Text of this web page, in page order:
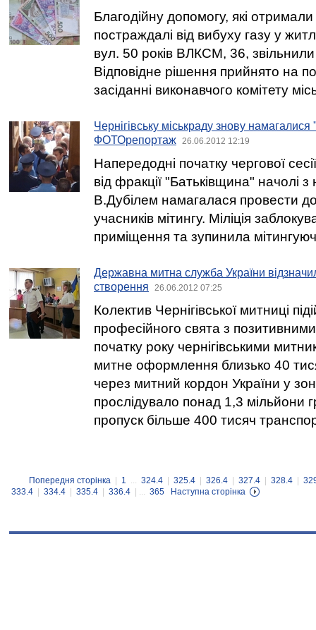
Благодійну допомогу, які
постраждалі від вибуху газу у
вул. 50 років ВЛКСМ, 36,
Відповідне рішення прийнято на
засіданні виконавчого комітету
Чернігівську міськраду знову
ФОТОрепортаж
26.06.2012 12:19
Напередодні початку чергової
від фракції "Батьківщина" начолі
В.Дубілем намагалася провести до
учасників мітингу. Міліція
приміщення та зупинила
Державна митна служба України
створення
26.06.2012 07:25
Колектив Чернігівської митниці
професійного свята з
початку року чернігівськими
митне оформлення близько 40
через митний кордон України у
прослідувало понад 1,3 мільйони
пропуск більше 400 тисяч
Попередня сторінка 1 ... 324.4 325.4 326.4 327.4 328.4
333.4
334.4 335.4 336.4 | ... 365 Наступна сторінка